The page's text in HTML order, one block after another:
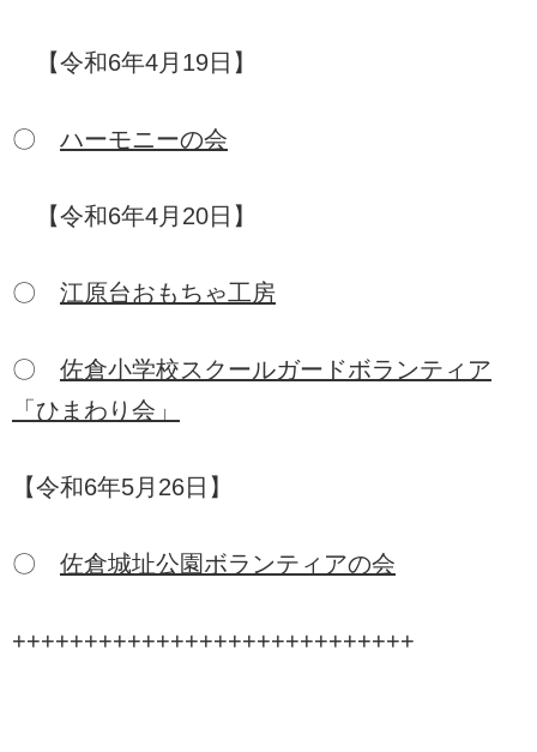
【令和6年4月19日】
〇 ハーモニーの会
【令和6年4月20日】
〇 江原台おもちゃ工房
〇 佐倉小学校スクールガードボランティア
「ひまわり会」
【令和6年5月26日】
〇 佐倉城址公園ボランティアの会
++++++++++++++++++++++++++++